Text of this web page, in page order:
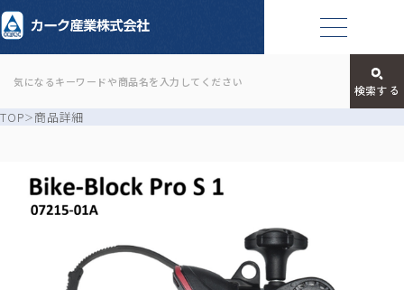
TOP 商品詳細